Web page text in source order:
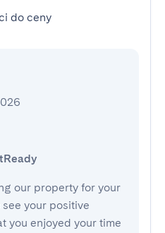
do ceny
our property for your
your positive
you enjoyed your time